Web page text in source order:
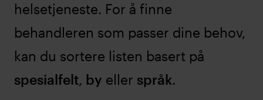
helsetjeneste. For å finne
behandleren som passer dine behov,
kan du sortere listen basert på
spesialfelt, by eller språk.